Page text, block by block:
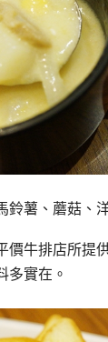
鈴薯、蘑菇、
價牛排店所提
多實在。